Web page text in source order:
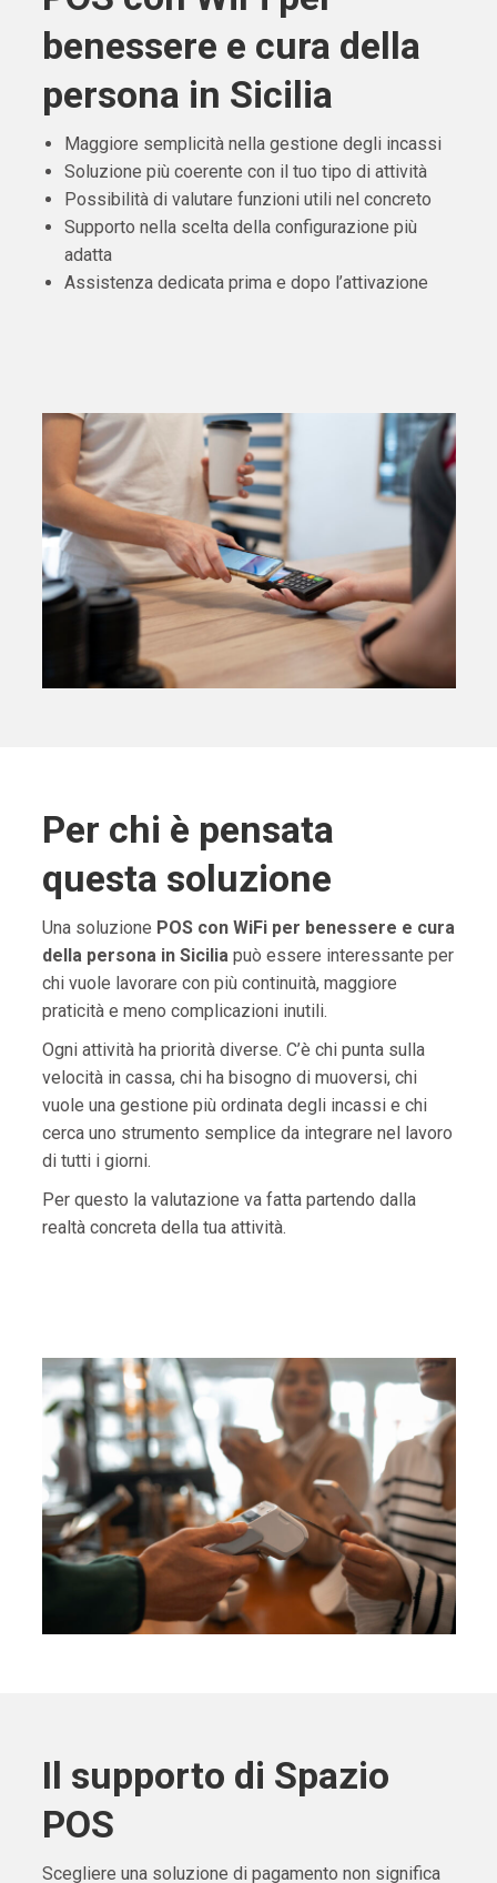
benessere e cura della
persona in Sicilia
Maggiore semplicità nella gestione degli incassi
Soluzione più coerente con il tuo tipo di attività
Possibilità di valutare funzioni utili nel concreto
Supporto nella scelta della configurazione più
adatta
Assistenza dedicata prima e dopo l’attivazione
Per chi è pensata
questa soluzione
Una soluzione POS con WiFi per benessere e cura
della persona in Siciliapuò essere interessante per
chi vuole lavorare con più continuità, maggiore
praticità e meno complicazioni inutili.
Ogni attività ha priorità diverse. C’è chi punta sulla
velocità in cassa, chi ha bisogno di muoversi, chi
vuole una gestione più ordinata degli incassi e chi
cerca uno strumento semplice da integrare nel lavoro
di tutti i giorni.
Per questo la valutazione va fatta partendo dalla
realtà concreta della tua attività.
Il supporto di Spazio
POS
Scegliere una soluzione di pagamento non significa